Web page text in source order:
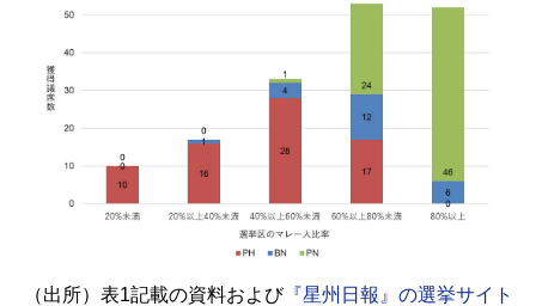
（出所）表1記載の資料および『星州日報』の選挙サイト